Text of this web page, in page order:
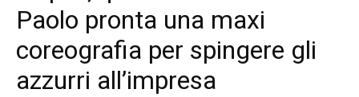
Paolo pronta una maxi
coreografia per spingere gli
azzurri all’impresa